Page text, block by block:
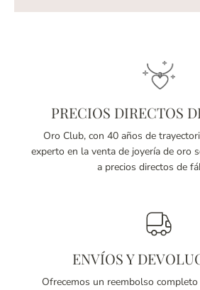
PRECIOS DIRECTOS
Oro Club, con 40 años de
experto en la venta de joyería de oro
a precios directos de
ENVÍOS Y
Ofrecemos un reembolso